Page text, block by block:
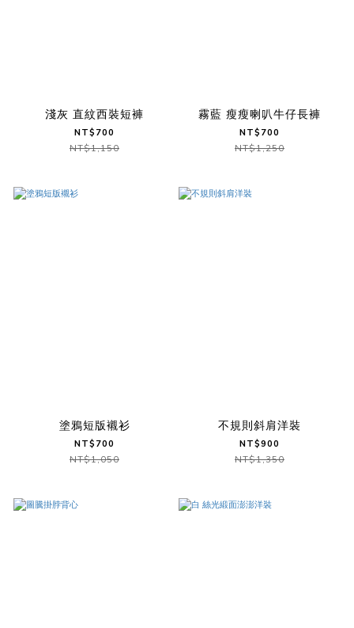
淺灰 直紋西裝短褲
NT$700
NT$1,150
霧藍 瘦瘦喇叭牛仔長褲
NT$700
NT$1,250
塗鴉短版襯衫
NT$700
NT$1,050
不規則斜肩洋裝
NT$900
NT$1,350